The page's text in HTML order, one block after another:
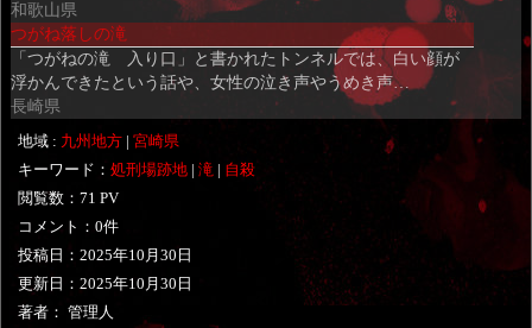
和歌山県
つがね落しの滝
「つがねの滝 入り口」と書かれたトンネルでは、白い顔が
浮かんできたという話や、女性の泣き声やうめき声…
長崎県
地域 : 九州地方 |宮崎県
キーワード：処刑場跡地 |滝 | 自殺
閲覧数：71 PV
コメント：0件
投稿日：2025年10月30日
更新日：2025年10月30日
著者： 管理人